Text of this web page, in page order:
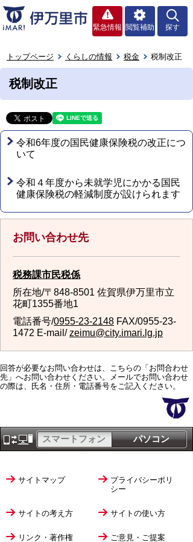
緊急情報 閲覧補助 探す
トップページ くらしの情報 税金 税制改正
税制改正
令和6年度の国民健康保険税の改正につ
いて
令和４年度から未就学児にかかる国民
健康保険税の軽減制度が設けられます
お問い合わせ先
税務課市民税係
所在地/〒848-8501 佐賀県伊万里市立
花町1355番地1
電話番号/0955-23-2148 FAX/0955-23-
1472 E-mail/zeimu@city.imari.lg.jp
回答が必要なお問い合わせは、こちらの「お問合わせ
先」へお問い合わせください。メールでお問い合わせ
の際は、氏名・住所・電話番号をご記入ください。
パソコン
スマートフォン
サイトマップ
プライバシーポリ
シー
サイトの考え方 サイトの使い方
リンク・著作権 ご意見・ご提案